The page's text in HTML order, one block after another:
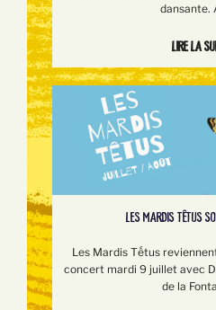
dansante.
Lire la
LES MARDIS TÊTUS
Les Mardis Tếtus
concert mardi 9 juillet avec
de la